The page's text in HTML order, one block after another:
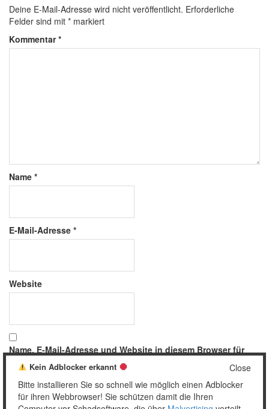
Deine E-Mail-Adresse wird nicht veröffentlicht. Erforderliche
Felder sind mit * markiert
Kommentar*
Name *
E-Mail-Adresse *
Website
Name, E-Mail-Adresse und Website in diesem Browser für
meinen nächsten Kommentar speichern.
Close
Kein Adblocker erkannt
Bitte installieren Sie so schnell wie möglich einen Adblocker
für ihren Webbrowser! Sie schützen damit die Ihren